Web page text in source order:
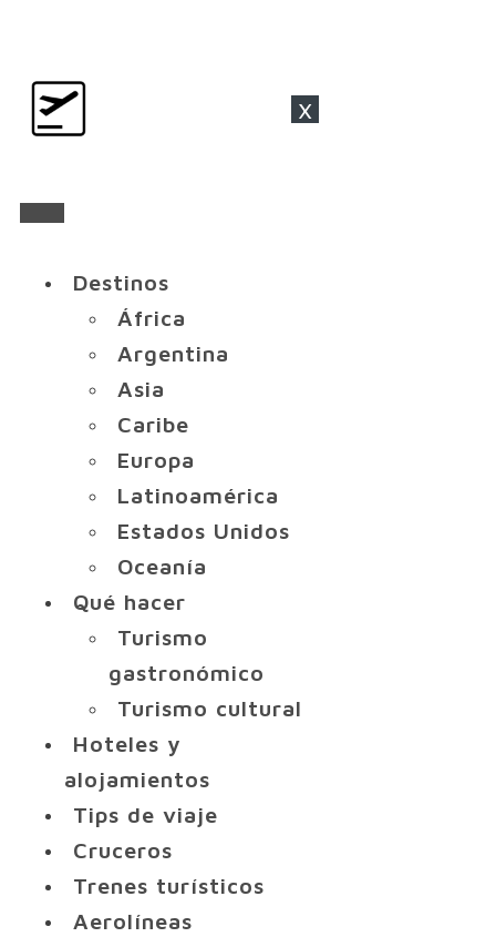
x
Destinos
África
Argentina
Asia
Caribe
Europa
Latinoamérica
Estados Unidos
Oceanía
Qué hacer
Turismo
gastronómico
Turismo cultural
Hoteles y
alojamientos
Tips de viaje
Cruceros
Trenes turísticos
Aerolíneas